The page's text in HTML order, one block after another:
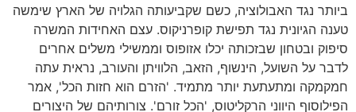
ביותר נגד האבולוציה, כשם שקביעותה הגלויה של הארץ שימשה
טענה הגיונית נגד תפישת קופרניקוס. עצם האחידות המשרה
סיפוק ובטחון שבזכותה יכלו אזופוס וממשילי משלים אחרים
לדבר על השועל, הינשוף, הזאב, הלוויתן והעורב, נראית עתה
חמקמקה ומתעתעת יותר מתמיד. 'הזרם הוא חזות הכל', אמר
הפילוסוף היווני הרקליטוס, 'הכל זורם'. צורותיהם של היצורים